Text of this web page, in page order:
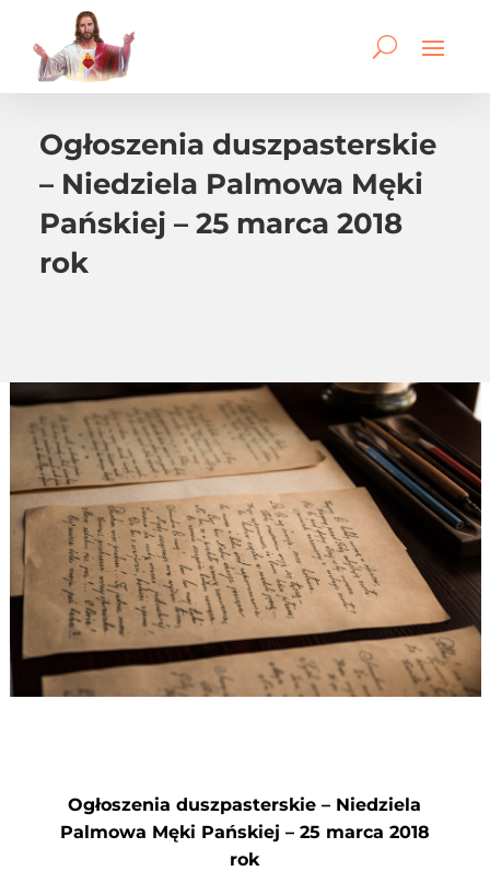
Ogłoszenia duszpasterskie
– Niedziela Palmowa Męki
Pańskiej – 25 marca 2018
rok
Ogłoszenia duszpasterskie – Niedziela
Palmowa Męki Pańskiej – 25 marca 2018
rok